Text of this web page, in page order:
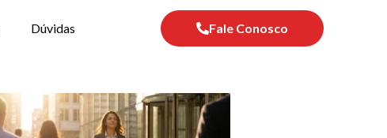
Dúvidas Fale Conosco